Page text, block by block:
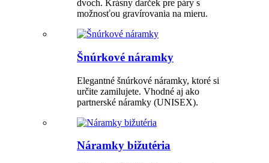
dvoch. Krásny darček pre páry s
možnosťou gravírovania na mieru.
Šnúrkové náramky
Elegantné šnúrkové náramky, ktoré si
určite zamilujete. Vhodné aj ako
partnerské náramky (UNISEX).
Náramky bižutéria